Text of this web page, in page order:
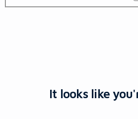
It looks like